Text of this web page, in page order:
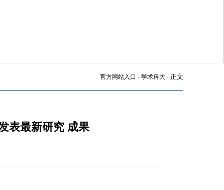
官方网站入口 -学术科大 -正文
表最新研究 成果